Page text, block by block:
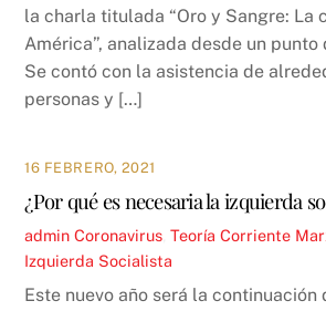
la charla titulada “Oro y Sangre: La
América”, analizada desde un
Se contó con la asistencia de
personas y […]
16 FEBRERO, 2021
¿Por qué es necesaria la izquierda
admin Coronavirus ,Teoría Corriente
Izquierda Socialista
Este nuevo año será la continuación